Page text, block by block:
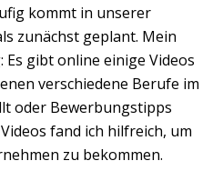
kommt in unserer
zunächst geplant. Mein
gibt online einige Videos
verschiedene Berufe im
oder Bewerbungstipps
fand ich hilfreich, um
zu bekommen.